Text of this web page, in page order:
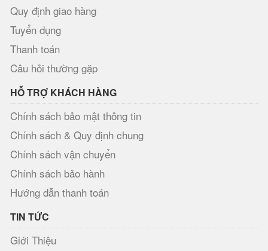
Quy định giao hàng
Tuyển dụng
Thanh toán
Câu hỏi thường gặp
HỖ TRỢ KHÁCH HÀNG
Chính sách bảo mật thông tin
Chính sách & Quy định chung
Chính sách vận chuyển
Chính sách bảo hành
Hướng dẫn thanh toán
TIN TỨC
Giới Thiệu